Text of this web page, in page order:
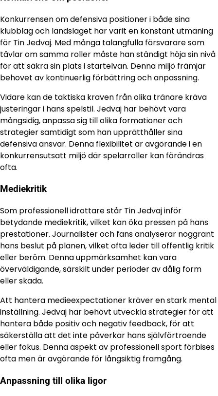
Konkurrensen om defensiva positioner i både sina
klubblag och landslaget har varit en konstant utmaning
för Tin Jedvaj. Med många talangfulla försvarare som
tävlar om samma roller måste han ständigt höja sin nivå
för att säkra sin plats i startelvan. Denna miljö främjar
behovet av kontinuerlig förbättring och anpassning.
Vidare kan de taktiska kraven från olika tränare kräva
justeringar i hans spelstil. Jedvaj har behövt vara
mångsidig, anpassa sig till olika formationer och
strategier samtidigt som han upprätthåller sina
defensiva ansvar. Denna flexibilitet är avgörande i en
konkurrensutsatt miljö där spelarroller kan förändras
ofta.
Mediekritik
Som professionell idrottare står Tin Jedvaj inför
betydande mediekritik, vilket kan öka pressen på hans
prestationer. Journalister och fans analyserar noggrant
hans beslut på planen, vilket ofta leder till offentlig kritik
eller beröm. Denna uppmärksamhet kan vara
överväldigande, särskilt under perioder av dålig form
eller skada.
Att hantera medieexpectationer kräver en stark mental
inställning. Jedvaj har behövt utveckla strategier för att
hantera både positiv och negativ feedback, för att
säkerställa att det inte påverkar hans självförtroende
eller fokus. Denna aspekt av professionell sport förbises
ofta men är avgörande för långsiktig framgång.
Anpassning till olika ligor